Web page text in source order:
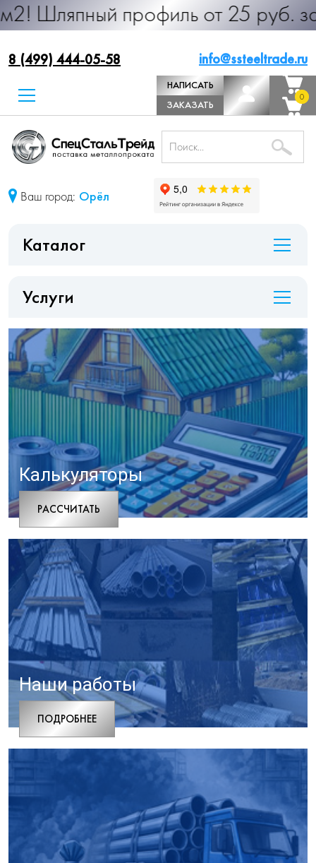
профиль от 25 руб. за м.п.
8 (499) 444-05-58 info@ssteeltrade.ru
НАПИСАТЬ
ДИРЕКТОРУ
ЗАКАЗАТЬ
ЗВОНОК
0
0
Ваш город: Орёл
Каталог
Услуги
Калькуляторы
РАCСЧИТАТЬ
Наши работы
ПОДРОБНЕЕ